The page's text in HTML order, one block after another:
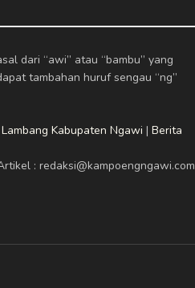
dari “awi” atau “bambu” yang
tambahan huruf sengau “ng”
Lambang Kabupaten Ngawi | Berita
: redaksi@kampoengngawi.com